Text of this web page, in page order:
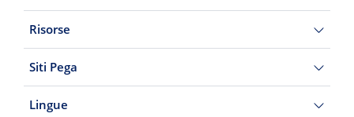
Risorse
Siti Pega
Lingue